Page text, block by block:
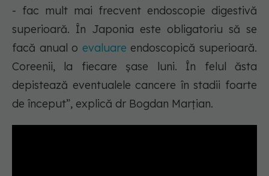
- fac mult mai frecvent endoscopie digestivă
superioară. În Japonia este obligatoriu să se
facă anual o evaluare endoscopică superioară.
Coreenii, la fiecare șase luni. În felul ăsta
depistează eventualele cancere în stadii foarte
de început”, explică dr Bogdan Marțian.